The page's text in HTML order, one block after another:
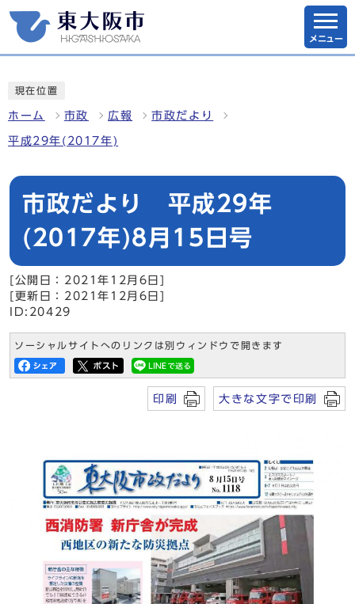
メニュー
現在位置
ホーム 市政 広報 市政だより
平成29年(2017年)
市政だより 平成29年
(2017年)8月15日号
[公開日：2021年12月6日]
[更新日：2021年12月6日]
ID:20429
ソーシャルサイトへのリンクは別ウィンドウで開きます
印刷 大きな文字で印刷